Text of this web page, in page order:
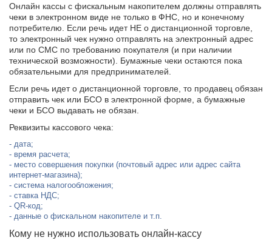
Онлайн кассы с фискальным накопителем должны отправлять
чеки в электронном виде не только в ФНС, но и конечному
потребителю. Если речь идет НЕ о дистанционной торговле,
то электронный чек нужно отправлять на электронный адрес
или по СМС по требованию покупателя (и при наличии
технической возможности). Бумажные чеки остаются пока
обязательными для предпринимателей.
Если речь идет о дистанционной торговле, то продавец обязан
отправить чек или БСО в электронной форме, а бумажные
чеки и БСО выдавать не обязан.
Реквизиты кассового чека:
дата;
время расчета;
место совершения покупки (почтовый адрес или адрес сайта
интернет-магазина);
система налогообложения;
ставка НДС;
QR-код;
данные о фискальном накопителе и т.п.
Кому не нужно использовать онлайн-кассу
Фамилия Имя Отчество